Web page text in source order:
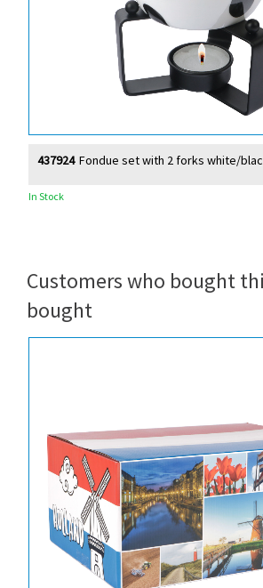
Fondue set with 2 forks white/
437924
In Stock
Customers who bought
bought